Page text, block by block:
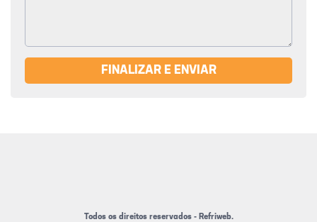
FINALIZAR E ENVIAR
Todos os direitos reservados - Refriweb.